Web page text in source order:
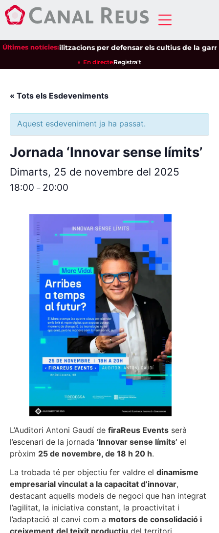
Últimes notícies:
a les mobilitzacions per defensar els cultius de la
En directeRegistra't
« Tots els Esdeveniments
Aquest esdeveniment ja ha passat.
Jornada ‘Innovar sense límits’
Dimarts, 25 de novembre del 2025
18:00 – 20:00
L’Auditori Antoni Gaudí de firaReus Events serà
l’escenari de la jornada ‘Innovar sense límits’ el
pròxim 25 de novembre, de 18 h 20 h.
La trobada té per objectiu fer valdre el dinamisme
empresarial vinculat a la capacitat d’innovar,
destacant aquells models de negoci que han integrat
l’agilitat, la iniciativa constant, la proactivitat i
l’adaptació al canvi com a motors de consolidació i
creixement del teixit productiu del territori.